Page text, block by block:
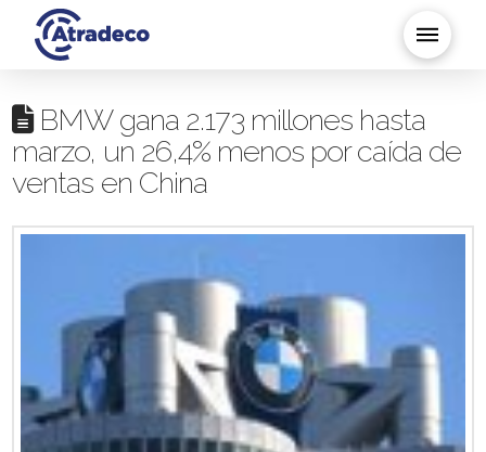
BMW gana 2.173 millones hasta
marzo, un 26,4% menos por caída de
ventas en China